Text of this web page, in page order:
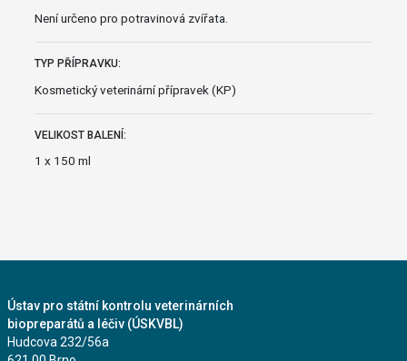
Není určeno pro potravinová zvířata.
TYP PŘÍPRAVKU:
Kosmetický veterinární přípravek (KP)
VELIKOST BALENÍ:
1 x 150 ml
Ústav pro státní kontrolu veterinárních
biopreparátů a léčiv (ÚSKVBL)
Hudcova 232/56a